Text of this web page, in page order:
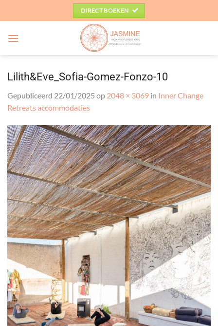
DIRECT BOEKEN
Lilith&Eve_Sofia-Gomez-Fonzo-10
Gepubliceerd 22/01/2025 op 2048 × 3069 in Inner Change
Retreats accommodaties